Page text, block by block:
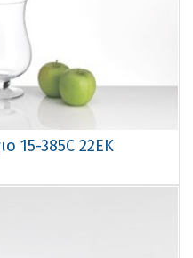
15-385C 22EK